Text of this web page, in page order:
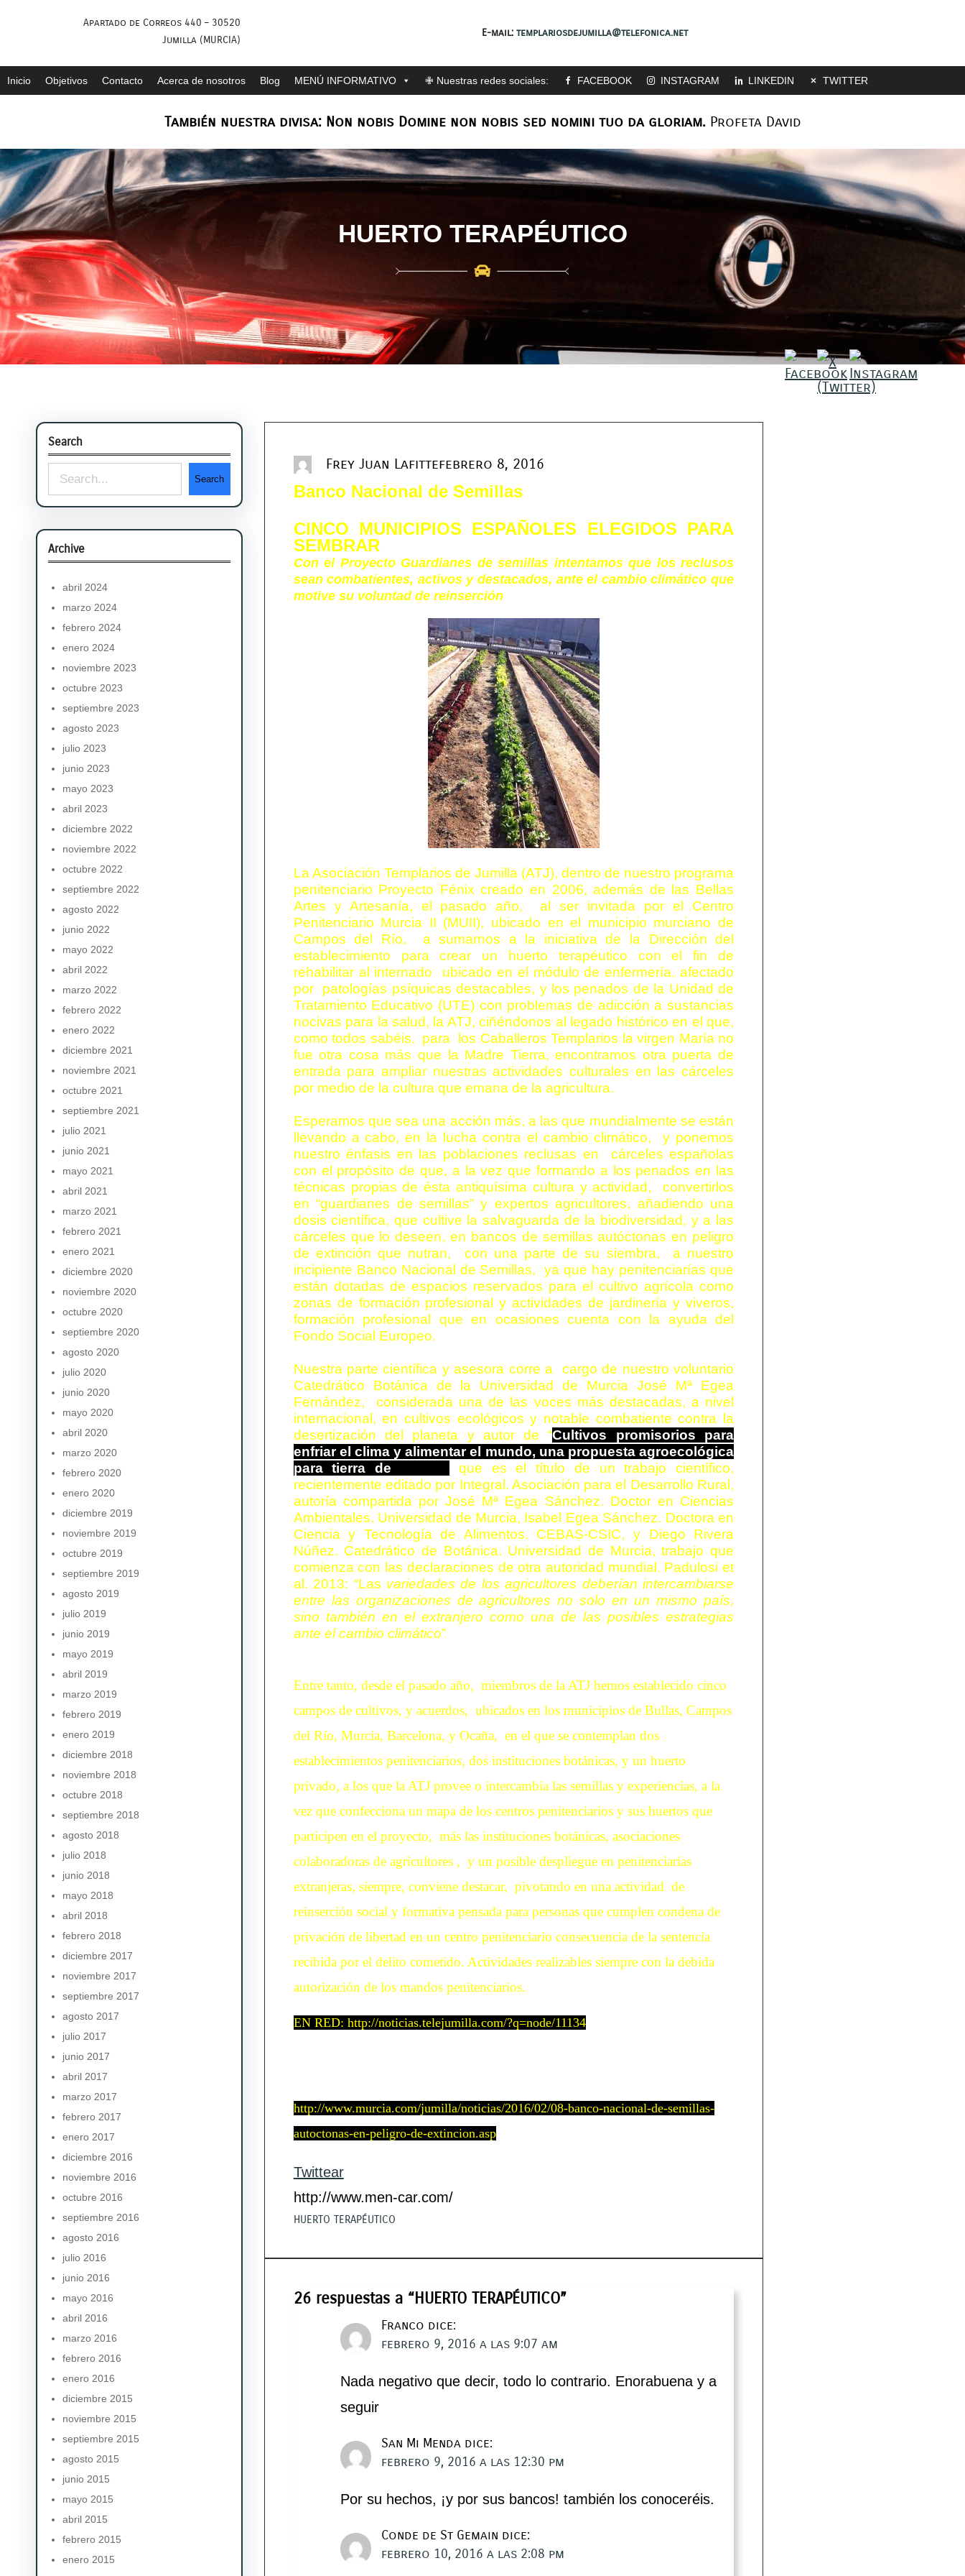
contenido
Apartado de Correos 440 – 30520
Jumilla (MURCIA)
E-mail: templariosdejumilla@telefonica.net
Inicio Objetivos Contacto Acerca de nosotros Blog MENÚ INFORMATIVO ✙ Nuestras redes sociales: FACEBOOK INSTAGRAM LINKEDIN TWITTER
También nuestra divisa: Non nobis Domine non nobis sed nomini tuo da gloriam.Profeta David
HUERTO TERAPÉUTICO
Search
e
a
r
Search
Archive
abril 2024
marzo 2024
febrero 2024
enero 2024
noviembre 2023
octubre 2023
septiembre 2023
agosto 2023
julio 2023
junio 2023
mayo 2023
abril 2023
diciembre 2022
noviembre 2022
octubre 2022
septiembre 2022
agosto 2022
junio 2022
mayo 2022
abril 2022
marzo 2022
febrero 2022
enero 2022
diciembre 2021
noviembre 2021
octubre 2021
septiembre 2021
julio 2021
junio 2021
mayo 2021
abril 2021
marzo 2021
febrero 2021
enero 2021
diciembre 2020
noviembre 2020
octubre 2020
septiembre 2020
agosto 2020
julio 2020
junio 2020
mayo 2020
abril 2020
marzo 2020
febrero 2020
enero 2020
diciembre 2019
noviembre 2019
octubre 2019
septiembre 2019
agosto 2019
julio 2019
junio 2019
mayo 2019
abril 2019
marzo 2019
febrero 2019
enero 2019
diciembre 2018
noviembre 2018
octubre 2018
septiembre 2018
agosto 2018
julio 2018
junio 2018
mayo 2018
abril 2018
febrero 2018
diciembre 2017
noviembre 2017
septiembre 2017
agosto 2017
julio 2017
junio 2017
abril 2017
marzo 2017
febrero 2017
enero 2017
diciembre 2016
noviembre 2016
octubre 2016
septiembre 2016
agosto 2016
julio 2016
junio 2016
mayo 2016
abril 2016
marzo 2016
febrero 2016
enero 2016
diciembre 2015
noviembre 2015
septiembre 2015
agosto 2015
junio 2015
mayo 2015
abril 2015
febrero 2015
enero 2015
Frey Juan Lafittefebrero 8, 2016
Banco Nacional de Semillas
CINCO MUNICIPIOS ESPAÑOLES ELEGIDOS PARA
SEMBRAR
Con el Proyecto Guardianes de semillas intentamos que los reclusos
sean combatientes, activos y destacados, ante el cambio climático que
motive su voluntad de reinserción
La Asociación Templarios de Jumilla (ATJ), dentro de nuestro programa
penitenciario Proyecto Fénix creado en 2006, además de las Bellas
Artes y Artesanía, el pasado año, al ser invitada por el Centro
Penitenciario Murcia II (MUII), ubicado en el municipio murciano de
Campos del Río, a sumarnos a la iniciativa de la Dirección del
establecimiento para crear un huerto terapéutico con el fin de
rehabilitar al internado ubicado en el módulo de enfermería, afectado
por patologías psíquicas destacables, y los penados de la Unidad de
Tratamiento Educativo (UTE) con problemas de adicción a sustancias
nocivas para la salud, la ATJ, ciñéndonos al legado histórico en el que,
como todos sabéis, para los Caballeros Templarios la virgen María no
fue otra cosa más que la Madre Tierra, encontramos otra puerta de
entrada para ampliar nuestras actividades culturales en las cárceles
por medio de la cultura que emana de la agricultura.
Esperamos que sea una acción más, a las que mundialmente se están
llevando a cabo, en la lucha contra el cambio climático,
y ponemos
nuestro énfasis en las poblaciones reclusas en
cárceles españolas
con el propósito de que, a la vez que formando a los penados en las
técnicas propias de ésta antiquísima cultura y actividad,
convertirlos
en “guardianes de semillas” y expertos agricultores, añadiendo una
dosis científica, que cultive la salvaguarda de la biodiversidad, y a las
cárceles que lo deseen, en bancos de semillas autóctonas en peligro
de extinción que nutran,
con una parte de su siembra,
a nuestro
incipiente Banco Nacional de Semillas,
ya que hay penitenciarías que
están dotadas de espacios reservados para el cultivo agrícola como
zonas de formación profesional y actividades de jardinería y viveros,
formación profesional que en ocasiones cuenta con la ayuda del
Fondo Social Europeo.
Nuestra parte científica y asesora corre a cargo de nuestro voluntario
Catedrático Botánica de la Universidad de Murcia José Mª Egea
Fernández,
considerada una de las voces más destacadas, a nivel
internacional, en cultivos ecológicos y notable combatiente contra la
desertización del planeta y autor de “Cultivos promisorios para
enfriar el clima y alimentar el mundo, una propuesta agroecológica
para tierra de
que es el título de un trabajo científico,
recientemente editado por Integral. Asociación para el Desarrollo Rural,
autoría compartida por José Mª Egea Sánchez. Doctor en Ciencias
Ambientales. Universidad de Murcia, Isabel Egea Sánchez. Doctora en
Ciencia y Tecnología de Alimentos. CEBAS-CSIC, y Diego Rivera
Núñez. Catedrático de Botánica. Universidad de Murcia, trabajo que
comienza con las declaraciones de otra autoridad mundial. Padulosi et
al. 2013: “Las variedades de los agricultores deberían intercambiarse
entre las organizaciones de agricultores no solo en un mismo país,
sino también en el extranjero como una de las posibles estrategias
ante el cambio climático”
Entre tanto, desde el pasado año, miembros de la ATJ hemos establecido cinco
campos de cultivos, y acuerdos, ubicados en los municipios de Bullas, Campos
del Río, Murcia, Barcelona, y Ocaña, en el que se contemplan dos
establecimientos penitenciarios, dos instituciones botánicas, y un huerto
privado, a los que la ATJ provee o intercambia las semillas y experiencias, a la
vez que confecciona un mapa de los centros penitenciarios y sus huertos que
participen en el proyecto, más las instituciones botánicas, asociaciones
colaboradoras de agricultores , y un posible despliegue en penitenciarías
extranjeras, siempre, conviene destacar, pivotando en una actividad de
reinserción social y formativa pensada para personas que cumplen condena de
privación de libertad en un centro penitenciario consecuencia de la sentencia
recibida por el delito cometido. Actividades realizables siempre con la debida
autorización de los mandos penitenciarios.
EN RED: http://noticias.telejumilla.com/?q=node/11134
http://www.murcia.com/jumilla/noticias/2016/02/08-banco-nacional-de-semillas-
autoctonas-en-peligro-de-extincion.asp
Twittear
http://www.men-car.com/
HUERTO TERAPÉUTICO
26 respuestas a “HUERTO TERAPÉUTICO”
Franco dice:
febrero 9, 2016 a las 9:07 am
Nada negativo que decir, todo lo contrario. Enorabuena y a
seguir
San Mi Menda dice:
febrero 9, 2016 a las 12:30 pm
Por su hechos, ¡y por sus bancos! también los conoceréis.
Conde de St Gemain dice:
febrero 10, 2016 a las 2:08 pm